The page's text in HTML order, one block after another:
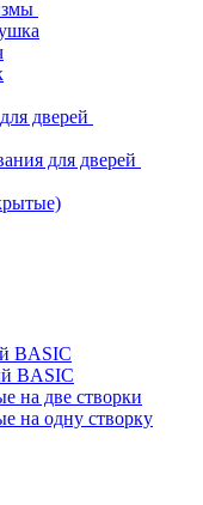
дверей
для дверей
BASIC
BASIC
на две створки
на одну створку